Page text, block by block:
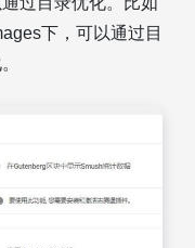
下，可以通过目